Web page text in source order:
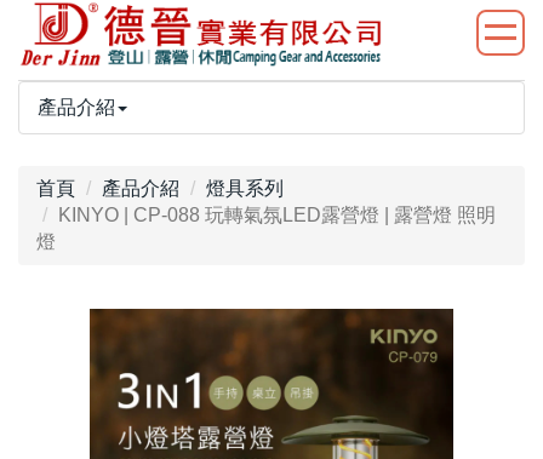
產品介紹
首頁 產品介紹
燈具系列
KINYO | CP-088 玩轉氣氛LED露營燈 | 露營燈 照明
燈